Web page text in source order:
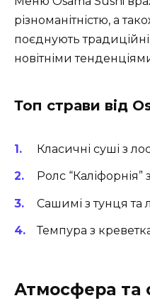
різноманітністю, а
поєднують
новітніми тенденціями
Топ страви від
Класичні суші з
Ролс
Сашимі з тунця та
Темпура з
Атмосфера та